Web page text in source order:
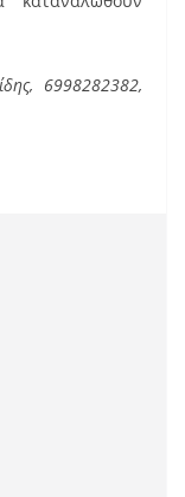
6998282382,